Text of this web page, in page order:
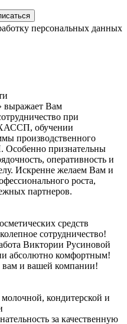
персональных данных
выражает Вам
при
ХАССП, обучении
производственного
признательны
оперативность и
Искренне желаем Вам и
роста,
партнеров.
средств
сотрудничество!
Виктории Русиновой
абсолютно комфортным!
и вашей компании!
кондитерской и
за качественную